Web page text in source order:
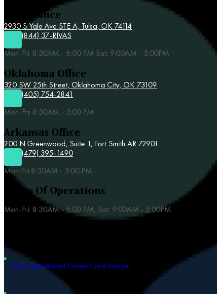
Tulsa Office
2930 S Yale Ave STE A, Tulsa, OK 74114
(844) 37-RIVAS
Mon-Fri: 8:30AM - 6:00 PM Sat: 9:00AM - 5:00PM
Oklahoma Office
320 SW 25th Street, Oklahoma City, OK 73109
(405) 754-2841
Mon-Fri: 8:30AM - 5:00 PM
Arkansas Office
200 N Greenwood, Suite 1, Fort Smith AR 72901
(479) 395-1490
Mon-Fri 8:30AM - 5:00 PM
Hours Of Operations
Mon-Fri: 8:30AM - 6:00 PM, Sat: 9:00AM - 5:00PM
Marriage-Based Green Card Lawyer